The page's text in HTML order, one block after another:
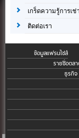
เกร็ดความรู้การเช่า
ติดต่อเรา
ข้อมูลแฟรนไชส์
รายชื่อตล
ธุรกิ